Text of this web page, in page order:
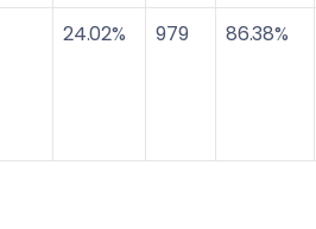
24.02% 979 86.38%